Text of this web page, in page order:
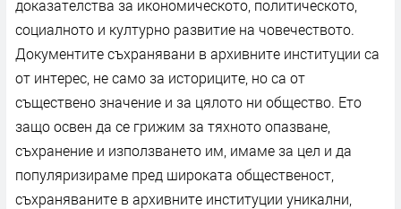
доказателства за икономическото, политическото,
социалното и културно развитие на човечеството.
Документите съхранявани в архивните институции са
от интерес, не само за историците, но са от
съществено значение и за цялото ни общество. Ето
защо освен да се грижим за тяхното опазване,
съхранение и използването им, имаме за цел и да
популяризираме пред широката общественост,
съхраняваните в архивните институции уникални,